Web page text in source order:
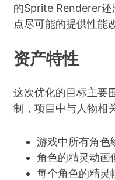
的Sprite Renderer还
点尽可能的提供性能
资产特性
这次优化的目标主要
制，项目中与人物相
游戏中所有角色
角色的精灵动画
每个角色的精灵